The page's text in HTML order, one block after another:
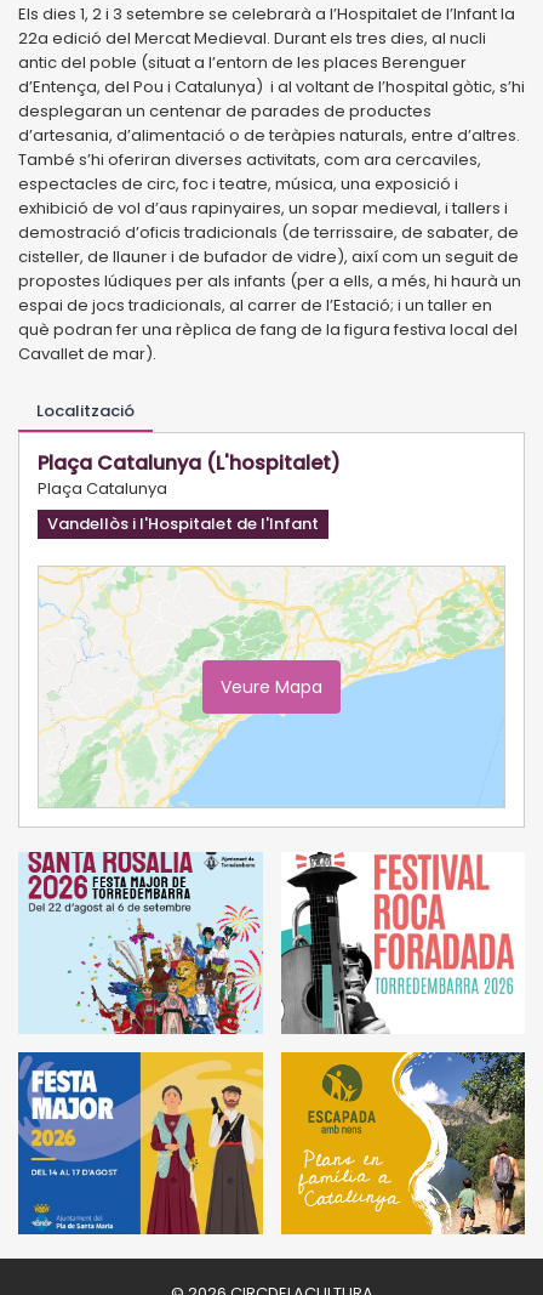
Els dies 1, 2 i 3 setembre se celebrarà a l’Hospitalet de l’Infant la
22a edició del Mercat Medieval. Durant els tres dies, al nucli
antic del poble (situat a l’entorn de les places Berenguer
d’Entença, del Pou i Catalunya) i al voltant de l’hospital gòtic, s’hi
desplegaran un centenar de parades de productes
d’artesania, d’alimentació o de teràpies naturals, entre d’altres.
També s’hi oferiran diverses activitats, com ara cercaviles,
espectacles de circ, foc i teatre, música, una exposició i
exhibició de vol d’aus rapinyaires, un sopar medieval, i tallers i
demostració d’oficis tradicionals (de terrissaire, de sabater, de
cisteller, de llauner i de bufador de vidre), així com un seguit de
propostes lúdiques per als infants (per a ells, a més, hi haurà un
espai de jocs tradicionals, al carrer de l’Estació; i un taller en
què podran fer una rèplica de fang de la figura festiva local del
Cavallet de mar).
Localització
Plaça Catalunya (L'hospitalet)
Plaça Catalunya
Vandellòs i l'Hospitalet de l'Infant
Veure Mapa